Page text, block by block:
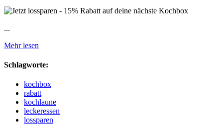
...
Mehr lesen
Schlagworte:
kochbox
rabatt
kochlaune
leckeressen
lossparen